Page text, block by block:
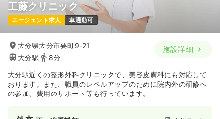
日勤のみ（パート）
給与 時給1,250〜1,350円
時間 8:30～17:30
担当業務未経験可
気になる 詳細を見る
工藤クリニック
エージェント求人 車通勤可
大分県大分市要町9-21
大分駅
8分
施設詳細
大分駅近くの整形外科クリニックで、美容皮膚科にも対応して
おります。また、職員のレベルアップのために院内外の研修へ
の参加、費用のサポート等も行っています。